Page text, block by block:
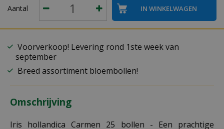
Aantal
Voorverkoop! Levering rond 1ste week van
september
Breed assortiment bloembollen!
Omschrijving
Iris hollandica Carmen 25 bollen - Een prachtige